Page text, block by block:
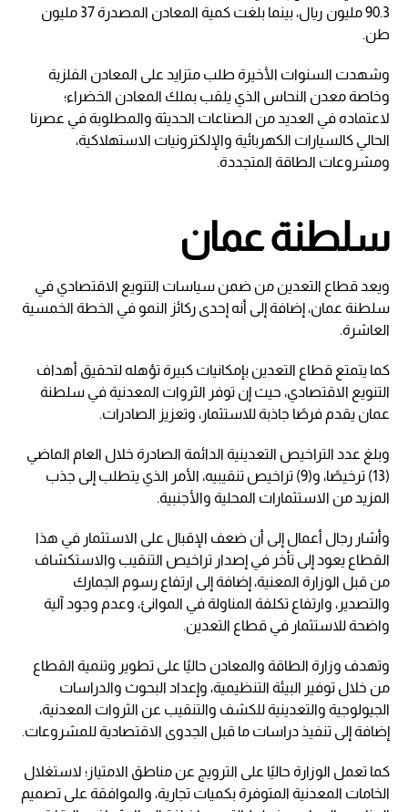
90.3 مليون ريال، بينما بلغت كمية المعادن المصدرة 37 مليون
طن.
وشهدت السنوات الأخيرة طلب متزايد على المعادن الفلزية
وخاصة معدن النحاس الذي يلقب بملك المعادن الخضراء؛
لاعتماده في العديد من الصناعات الحديثة والمطلوبة في عصرنا
الحالي كالسيارات الكهربائية والإلكترونيات الاستهلاكية،
ومشروعات الطاقة المتجددة.
سلطنة عمان
ويعد قطاع التعدين من ضمن سياسات التنويع الاقتصادي في
سلطنة عمان، إضافة إلى أنه إحدى ركائز النمو في الخطة الخمسية
العاشرة.
كما يتمتع قطاع التعدين بإمكانيات كبيرة تؤهله لتحقيق أهداف
التنويع الاقتصادي، حيث إن توفر الثروات المعدنية في سلطنة
عمان يقدم فرصًا جاذبة للاستثمار، وتعزيز الصادرات.
وبلغ عدد التراخيص التعدينية الدائمة الصادرة خلال العام الماضي
(13) ترخيصًا، و(9) تراخيص تنقيبيه، الأمر الذي يتطلب إلى جذب
المزيد من الاستثمارات المحلية والأجنبية.
وأشار رجال أعمال إلى أن ضعف الإقبال على الاستثمار في هذا
القطاع يعود إلى تأخر في إصدار تراخيص التنقيب والاستكشاف
من قبل الوزارة المعنية، إضافة إلى ارتفاع رسوم الجمارك
والتصدير، وارتفاع تكلفة المناولة في الموانئ، وعدم وجود آلية
واضحة للاستثمار في قطاع التعدين.
وتهدف وزارة الطاقة والمعادن حاليًا على تطوير وتنمية القطاع
من خلال توفير البيئة التنظيمية، وإعداد البحوث والدراسات
الجيولوجية والتعدينية للكشف والتنقيب عن الثروات المعدنية،
إضافة إلى تنفيذ دراسات ما قبل الجدوى الاقتصادية للمشروعات.
كما تعمل الوزارة حاليًا على الترويج عن مناطق الامتياز؛ لاستغلال
الخامات المعدنية المتوفرة بكميات تجارية، والموافقة على تصميم